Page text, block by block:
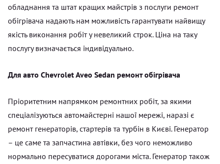
обладнання та штат кращих майстрів з послуги ремонт
обігрівача надають нам можливість гарантувати найвищу
якість виконання робіт у невеликий строк. Ціна на таку
послугу визначається індивідуально.
Для авто Chevrolet Aveo Sedan ремонт обігрівача
Пріоритетним напрямком ремонтних робіт, за якими
спеціалізуються автомайстерні нашої мережі, наразі є
ремонт генераторів, стартерів та турбін в Києві. Генератор
– це саме та запчастина автівки, без чого неможливо
нормально пересуватися дорогами міста. Генератор також